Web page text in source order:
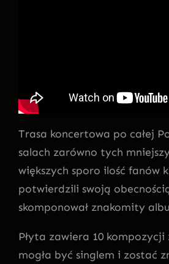
Trasa koncertowa po całej
salach zarówno tych
większych sporo ilość fanów
potwierdzili swoją
skomponował znakomity
Płyta zawiera 10
mogła być singlem i zostać